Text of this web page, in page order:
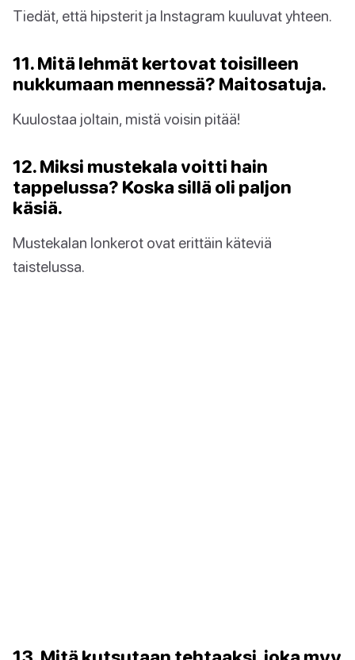
Tiedät, että hipsterit ja Instagram kuuluvat yhteen.
11. Mitä lehmät kertovat toisilleen
nukkumaan mennessä? Maitosatuja.
Kuulostaa joltain, mistä voisin pitää!
12. Miksi mustekala voitti hain
tappelussa? Koska sillä oli paljon
käsiä.
Mustekalan lonkerot ovat erittäin käteviä
taistelussa.